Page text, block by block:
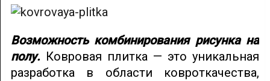
Возможность комбинирования рисунка на
полу. Ковровая плитка — это уникальная
разработка в области ковроткачества,